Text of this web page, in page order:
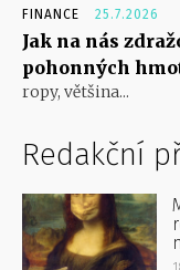
FINANCE 25.7.2026
Jak na nás
pohonných
ropy, většina...
Redakční